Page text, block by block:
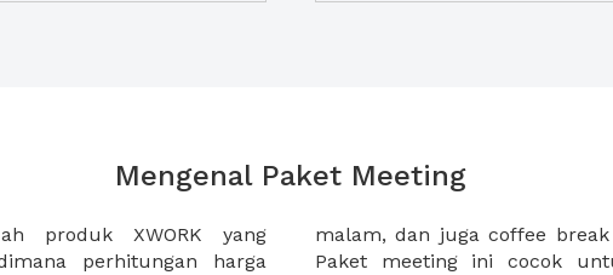
Mengenal Paket Meeting
produk XWORK yang
perhitungan harga
sela acara meeting Anda.
yang ingin menggelar